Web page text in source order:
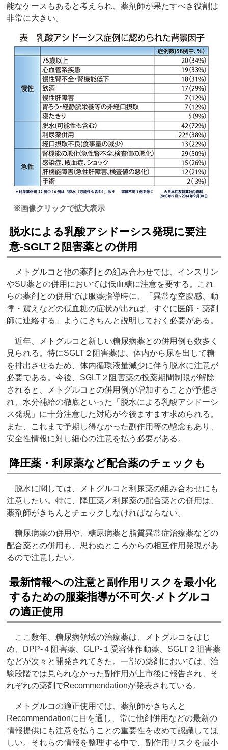
能なケースもあると考えられ、薬剤師が果たすべき役割は
非常に大きい。
※画像クリックで拡大表示
脱水による乳酸アシドーシス発現に要注
意‐SGLT２阻害薬との併用
メトグルコと他の薬剤との組み合わせでは、インスリン
やSU薬との併用においては低血糖に注意を要する。これ
らの薬剤との併用では服薬指導時に、「異常な空腹感、動
悸・震えなどの低血糖の症状が出れば、すぐに医師・薬剤
師に連絡する」ようにきちんと説明しておく必要がある。
近年、メトグルコと新しい糖尿病薬との併用例も数多く
見られる。特にSGLT２阻害薬は、体内から尿を出して糖
を排出させるため、体内循環液量減少に伴う脱水に注意が
必要である。今後、SGLT２阻害薬の投薬期間制限が解除
されると、メトグルコとの併用例が増加することが予想さ
れ、水分補給の徹底といった「脱水による乳酸アシドーシ
ス発現」に十分注意した対応が今後ますます求められる。
また、これまで予期し得なかった副作用等の懸念もあり、
安全性情報に対し細心の注意を払う必要がある。
降圧薬・利尿薬など配合薬のチェックも
脱水に関しては、メトグルコと利尿薬の組み合わせにも
注意したい。特に、降圧薬／利尿薬の配合薬との併用は、
薬剤師がきちんとチェックしなければならない。
糖尿病薬の併用や、糖尿病薬と脂質異常症治療薬などの
配合薬との併用も、思わぬところからの相互作用発現があ
るので注意したい。
最新情報への注意と副作用リスクを最小化
するための服薬指導が不可欠‐メトグルコ
の適正使用
ここ数年、糖尿病領域の治療薬は、メトグルコをはじ
め、DPP‐４阻害薬、GLP‐１受容体作動薬、SGLT２阻害薬
などが次々と開発されてきた。一部の薬剤においては、治
験段階では見られなかった副作用が上市後に報告され、そ
れぞれの薬剤でRecommendationが発表されている。
メトグルコの適正使用では、薬剤師がきちんと
Recommendationに目を通し、常に他剤併用などの最新の
情報提供にも注意を払うことの重要性を改めて認識してほ
しい。それらの情報を整理する中で、副作用リスクを最小